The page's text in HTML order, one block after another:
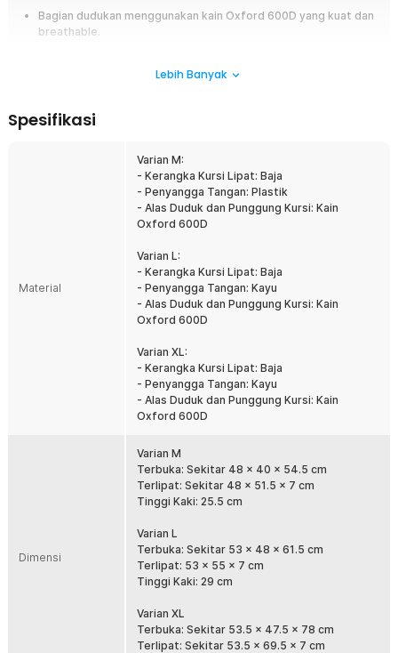
Bagian dudukan menggunakan kain Oxford 600D yang kuat dan
breathable.
Lengkapi perlengkapan outdoor Anda dengan kursi camping lipat
TaffSPORT yang dirancang untuk memberikan kenyamanan maksimal di
dipadukan dengan kain Oxford 600D berkualitas, kursi camping ini
menawarkan kombinasi kekuatan, kenyamanan, dan daya tahan. Desain
foldable membuat kursi mudah dibawa tanpa memakan banyak ruang
penyimpanan. Tersedia dalam ukuran M, L, dan XL, sehingga Anda dapat
memilih ukuran yang paling sesuai dengan kebutuhan.
Model Lipat Praktis dan Hemat Tempat
Desain folding memungkinkan kursi camping dibuka dan dilipat
hanya dalam beberapa langkah sederhana. Saat tidak digunakan,
disimpan di bagasi mobil maupun ruang penyimpanan. Sangat
praktis untuk dibawa saat camping, memancing, maupun perjalanan
Rangka Baja Kokoh dan Stabil
kuat dan stabil untuk menopang tubuh dengan baik. Material baja
memiliki ketahanan yang baik terhadap penggunaan luar ruangan
dan dirancang tahan terhadap korosi. Struktur ergonomis membuat
kursi camping tetap nyaman dan stabil di berbagai permukaan.
Sandaran punggung membantu mengurangi rasa lelah saat duduk
dalam waktu lama sehingga tubuh tetap rileks selama beraktivitas.
Armrest di kedua sisi memberikan tempat bertumpu yang nyaman
untuk lengan sehingga posisi duduk terasa lebih ergonomis. Fitur
menikmati api unggun, maupun bersantai.
Oxford 600D Tebal dan Breathable
Lebih Banyak
Spesifikasi
Material
Varian M:
- Kerangka Kursi Lipat: Baja
- Penyangga Tangan: Plastik
- Alas Duduk dan Punggung Kursi: Kain
Oxford 600D
Varian L:
- Kerangka Kursi Lipat: Baja
- Penyangga Tangan: Kayu
- Alas Duduk dan Punggung Kursi: Kain
Oxford 600D
Varian XL:
- Kerangka Kursi Lipat: Baja
- Penyangga Tangan: Kayu
- Alas Duduk dan Punggung Kursi: Kain
Oxford 600D
Dimensi
Varian M
Terbuka: Sekitar 48 x 40 x 54.5 cm
Terlipat: Sekitar 48 x 51.5 x 7 cm
Tinggi Kaki: 25.5 cm
Varian L
Terbuka: Sekitar 53 x 48 x 61.5 cm
Terlipat: 53 x 55 x 7 cm
Tinggi Kaki: 29 cm
Varian XL
Terbuka: Sekitar 53.5 x 47.5 x 78 cm
Terlipat: Sekitar 53.5 x 69.5 x 7 cm